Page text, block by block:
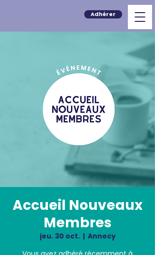
Adhérer
Accueil Nouveaux
Membres
jeu. 30 oct.
  |
Annecy